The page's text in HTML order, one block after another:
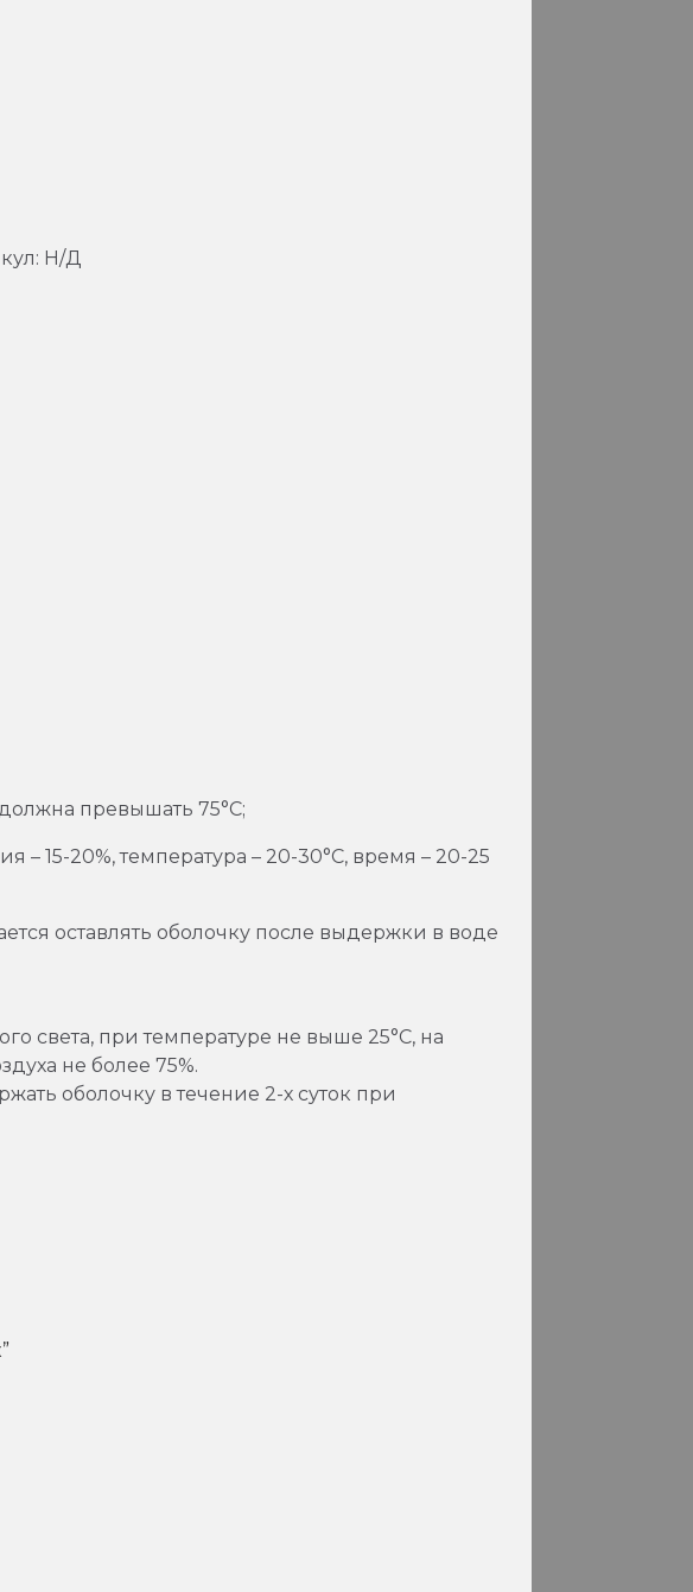
Н/Д
превышать 75°С;
15-20%, температура – 20-30°С, время – 20-25
оставлять оболочку после выдержки в воде
света, при температуре не выше 25°С, на
не более 75%.
оболочку в течение 2-х суток при